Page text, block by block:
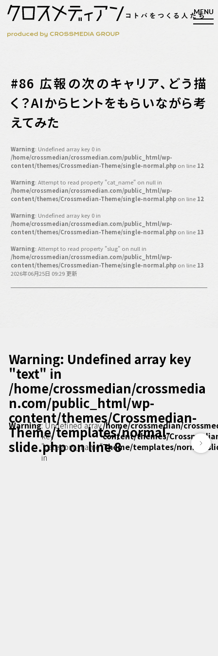
検索
マガジン
新刊ができるまで
MY WORK
編集4.0
人間主義的経営
シンカケイコウホウ
バックオフィス
その他
動画
ビジネス・ブック・アカデミー
業界ビジネス
CMGNOW!
その他
ラジオ
Podcast番組
「ビジネス・ブック・アカデミー」
Podcast番組
「小早川幸一郎の編集者で経営者」
Podcast番組
「東京広報大学」
#86 広報の次のキャリア、どう描
く？AIからヒントをもらいながら考
えてみた
Warning: Undefined array key 0 in
/home/crossmedian/crossmedian.com/public_html/wp-
content/themes/Crossmedian-Theme/single-normal.php on line 12
Warning: Attempt to read property "cat_name" on null in
/home/crossmedian/crossmedian.com/public_html/wp-
content/themes/Crossmedian-Theme/single-normal.php on line 12
Warning: Undefined array key 0 in
/home/crossmedian/crossmedian.com/public_html/wp-
content/themes/Crossmedian-Theme/single-normal.php on line 13
Warning: Attempt to read property "slug" on null in
/home/crossmedian/crossmedian.com/public_html/wp-
content/themes/Crossmedian-Theme/single-normal.php on line 13
2026年06月25日 09:29 更新
Warning: Undefined array key
"text" in
/home/crossmedian/crossmedia
n.com/public_html/wp-
content/themes/Crossmedian-
Theme/templates/normal-
slide.phpon line8
Warning: Undefined array
key
"category_name"
in
/home/crossmedian/
content/themes/
Theme/templates/normal-